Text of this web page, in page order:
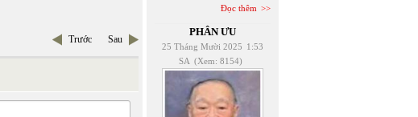
Trước Sau
Đọc thêm
PHÂN ƯU
25 Tháng Mười 2025 1:53
SA (Xem: 8154)